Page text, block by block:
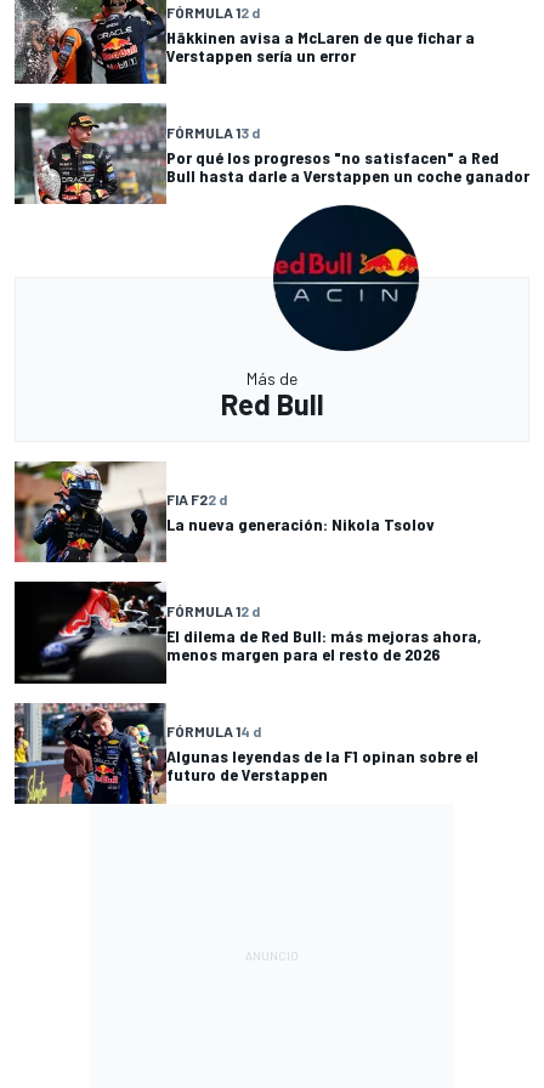
FÓRMULA 12 d
Häkkinen avisa a McLaren de que fichar a
Verstappen sería un error
FÓRMULA 13 d
Por qué los progresos "no satisfacen" a Red
Bull hasta darle a Verstappen un coche ganador
Más de
Red Bull
FIA F22 d
La nueva generación: Nikola Tsolov
FÓRMULA 12 d
El dilema de Red Bull: más mejoras ahora,
menos margen para el resto de 2026
FÓRMULA 14 d
Algunas leyendas de la F1 opinan sobre el
futuro de Verstappen